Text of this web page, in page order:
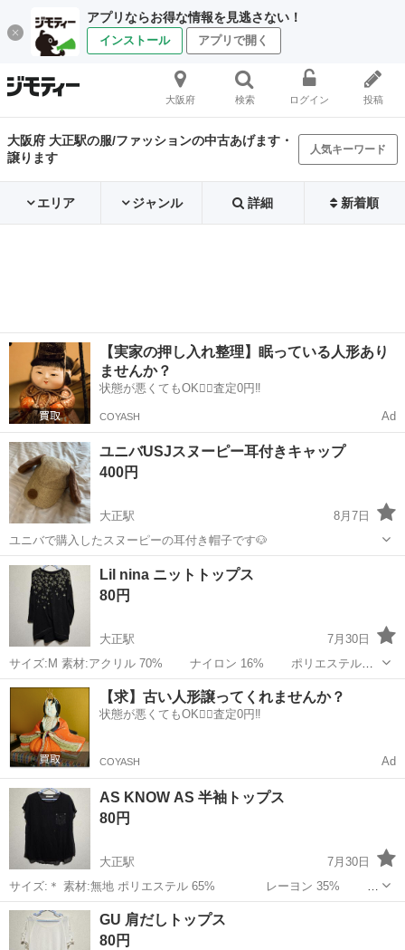
アプリならお得な情報を見逃さない！
インストール アプリで開く
大阪府 検索 ログイン 投稿
大阪府 大正駅の服/ファッションの中古あげます・
譲ります
人気キーワード
エリア ジャンル 詳細 新着順
【実家の押し入れ整理】眠っている人形あり
ませんか？
状態が悪くてもOK🙆‍♀️査定0円‼️
COYASH Ad
ユニバUSJスヌーピー耳付きキャップ
400円
大正駅
8月7日
ユニバで購入したスヌーピーの耳付き帽子です🐶
大阪 大阪市 小物
Lil nina ニットトップス
80円
大正駅
7月30日
サイズ:M 素材:アクリル 70% ナイロン 16% ポリエステル
14% 中古品ですので神経質な方はご遠慮くださいませ
大阪 大阪市 大正駅 服/ファッション アクリル
【求】古い人形譲ってくれませんか？
状態が悪くてもOK🙆‍♀️査定0円‼️
COYASH Ad
AS KNOW AS 半袖トップス
80円
大正駅
7月30日
サイズ:＊ 素材:無地 ポリエステル 65% レーヨン 35% 星
柄生地 ポリエステル 100% 前側にシミがございます(写真５枚目) 中古
品ですので神経質な方はご遠慮くださいませ
大阪 大阪市 大正駅 服/ファッション
GU 肩だしトップス
80円